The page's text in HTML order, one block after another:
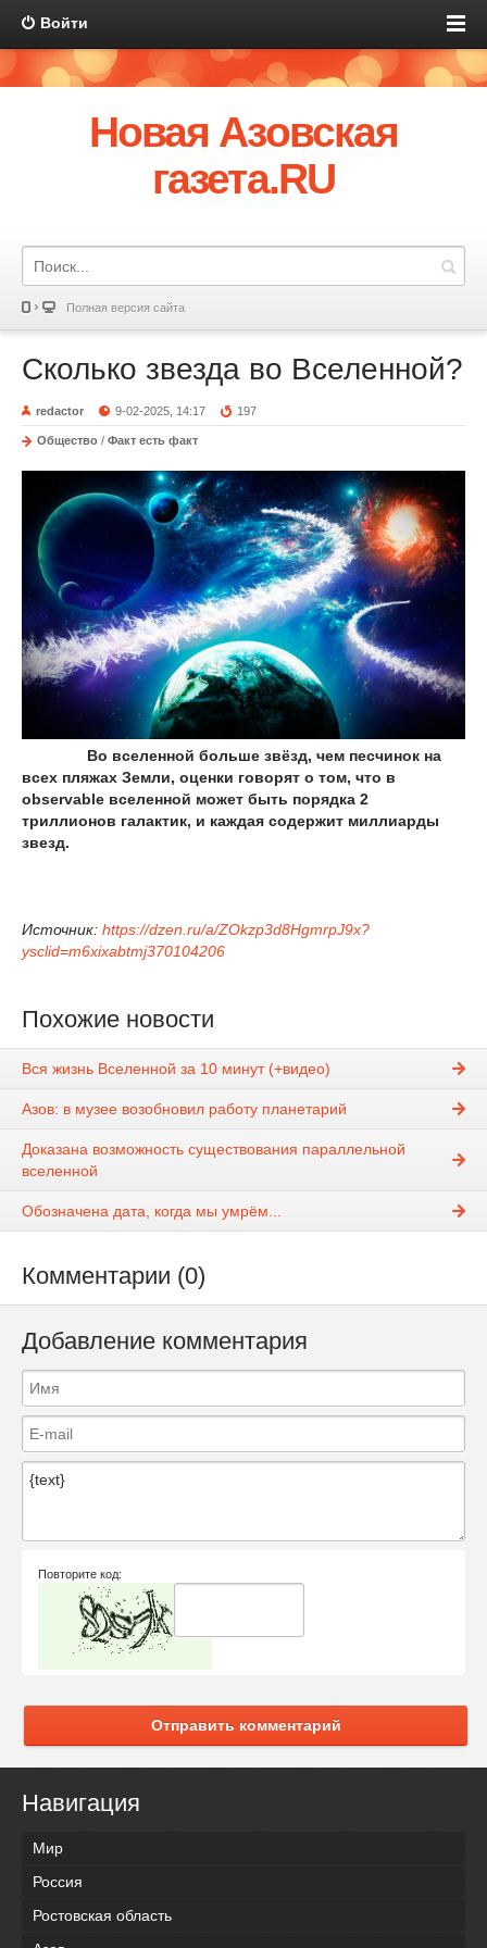
Войти
Новая Азовская
газета.RU
Полная версия сайта
Сколько звезда во Вселенной?
redactor 9-02-2025, 14:17 197
Общество / Факт есть факт
Во вселенной больше звёзд, чем песчинок на
всех пляжах Земли, оценки говорят о том, что в
observable вселенной может быть порядка 2
триллионов галактик, и каждая содержит миллиарды
звезд.
Источник: https://dzen.ru/a/ZOkzp3d8HgmrpJ9x?
ysclid=m6xixabtmj370104206
Похожие новости
Вся жизнь Вселенной за 10 минут (+видео)
Азов: в музее возобновил работу планетарий
Доказана возможность существования параллельной
вселенной
Обозначена дата, когда мы умрём...
Комментарии (0)
Добавление комментария
Повторите код:
Отправить комментарий
Навигация
Мир
Россия
Ростовская область